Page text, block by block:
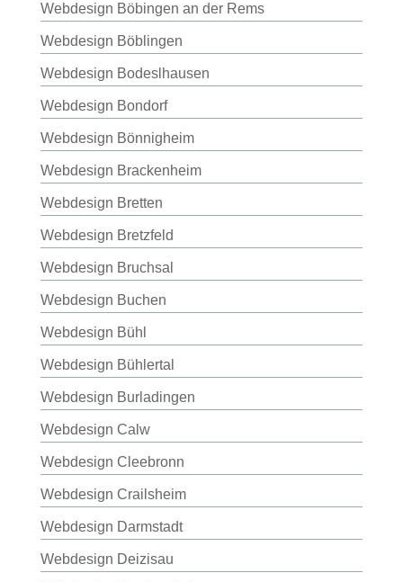
Webdesign Böbingen an der Rems
Webdesign Böblingen
Webdesign Bodeslhausen
Webdesign Bondorf
Webdesign Bönnigheim
Webdesign Brackenheim
Webdesign Bretten
Webdesign Bretzfeld
Webdesign Bruchsal
Webdesign Buchen
Webdesign Bühl
Webdesign Bühlertal
Webdesign Burladingen
Webdesign Calw
Webdesign Cleebronn
Webdesign Crailsheim
Webdesign Darmstadt
Webdesign Deizisau